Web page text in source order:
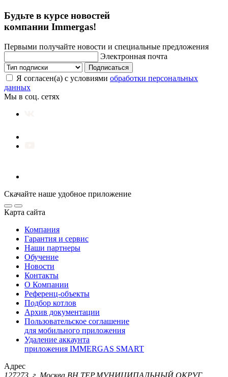
Будьте в курсе новостей
компании Immergas!
Первыми получайте новости и специальные предложения
Электронная почта
Подписаться
Я согласен(а) с условиями обработки персональных
данных
Мы в соц. сетях
Скачайте наше удобное приложение
Карта сайта
Компания
Гарантия и сервис
Наши партнеры
Обучение
Новости
Контакты
О Компании
Референц-объекты
Подбор котлов
Архив документации
Пользовательское соглашение
для мобильного приложения
Удаление аккаунта
приложения IMMERGAS SMART
Адрес
127273, г. Москва ВН.ТЕР.МУНИЦИПАЛЬНЫЙ ОКРУГ